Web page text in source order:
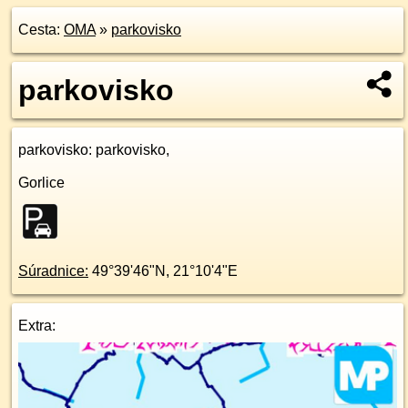
Cesta: OMA» parkovisko
parkovisko
parkovisko: parkovisko,
Gorlice
Súradnice: 49°39'46"N , 21°10'4"E
Extra: